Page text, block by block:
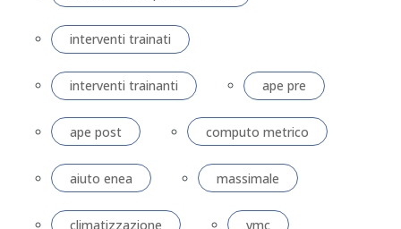
interventi trainati
interventi trainanti ape pre
ape post computo metrico
aiuto enea massimale
climatizzazione vmc